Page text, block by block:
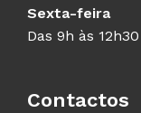
Sexta-feira
Das 9h às
Contactos